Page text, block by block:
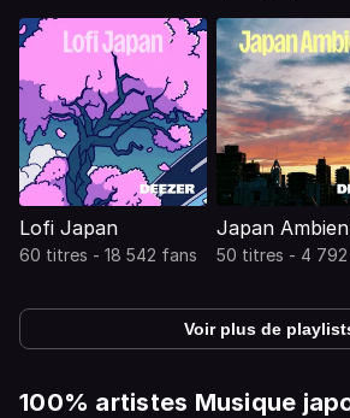
Lofi Japan
60 titres - 18 542 fans
Japan
50 titres - 4
Voir plus de
100% artistes Musique